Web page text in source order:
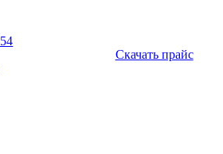
Скачать прайс